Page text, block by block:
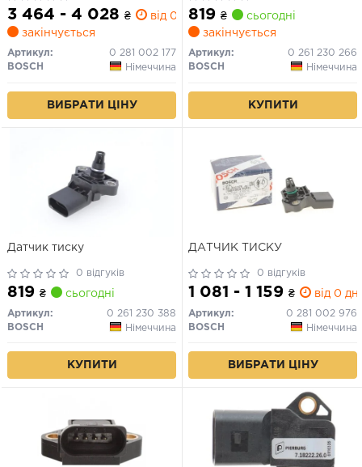
3 464 - 4 028 ₴
від 0 дн.
закінчується
Артикул:
0 281 002 177
BOSCH
Німеччина
ВИБРАТИ ЦІНУ
819 ₴
сьогодні
закінчується
Артикул:
0 261 230 266
BOSCH
Німеччина
КУПИТИ
Датчик тиску
0 відгуків
819 ₴ сьогодні
Артикул:
0 261 230 388
BOSCH
Німеччина
КУПИТИ
ДАТЧИК ТИСКУ
0 відгуків
1 081 - 1 159 ₴ від 0 дн.
Артикул:
0 281 002 976
BOSCH
Німеччина
ВИБРАТИ ЦІНУ